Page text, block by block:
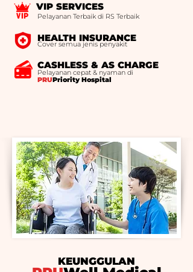
Pelayanan Terbaik di RS Terbaik
VIP SERVICES
Cover semua jenis penyakit
HEALTH INSURANCE
CASHLESS & AS CHARGE
Pelayanan cepat & nyaman di
PRUPriority Hospital
KEUNGGULAN